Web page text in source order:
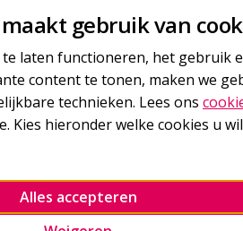
gebruik van
te laten functioneren, het gebruik
content te tonen, maken we
technieken. Lees ons
Kies hieronder welke cookies u
Alles accepteren